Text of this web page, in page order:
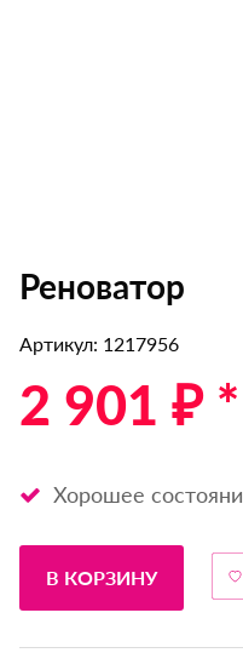
Реноватор
Артикул: 1217956
2 901 ₽ *
Хорошее
В КОРЗИНУ